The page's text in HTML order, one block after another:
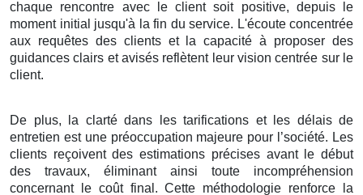
chaque rencontre avec le client soit positive, depuis le
moment initial jusqu'à la fin du service. L'écoute concentrée
aux requêtes des clients et la capacité à proposer des
guidances clairs et avisés reflètent leur vision centrée sur le
client.
De plus, la clarté dans les tarifications et les délais de
entretien est une préoccupation majeure pour l’société. Les
clients reçoivent des estimations précises avant le début
des travaux, éliminant ainsi toute incompréhension
concernant le coût final. Cette méthodologie renforce la